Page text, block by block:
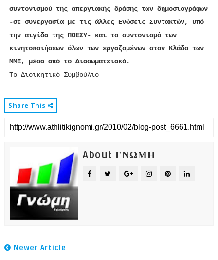
συντονισμού της απεργιακής δράσης των δημοσιογράφων
-σε συνεργασία με τις άλλες Ενώσεις Συντακτών, υπό
την αιγίδα της ΠΟΕΣΥ- και το συντονισμό των
κινητοποιήσεων όλων των εργαζομένων στον Κλάδο των
ΜΜΕ, μέσα από το Διασωματειακό.
Το Διοικητικό Συμβούλιο
Share This
About ΓΝΩΜΗ
Newer Article